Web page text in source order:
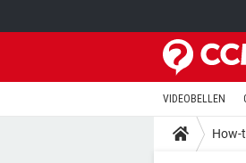
VIDEOBELLEN
How-